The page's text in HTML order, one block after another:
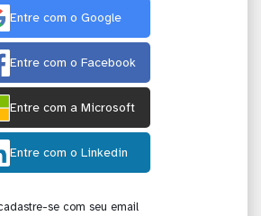
Entre com o Google
Entre com o Facebook
Entre com a Microsoft
Entre com o Linkedin
se com seu email